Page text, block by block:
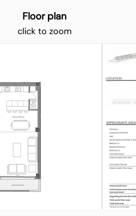
Floor plan
click to zoom